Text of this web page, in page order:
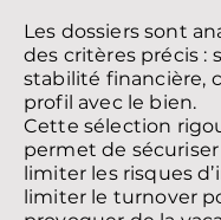
Les dossiers sont
des critères précis :
stabilité financière,
profil avec le bien.
Cette sélection
permet de sécuriser
limiter les risques
limiter le turnover